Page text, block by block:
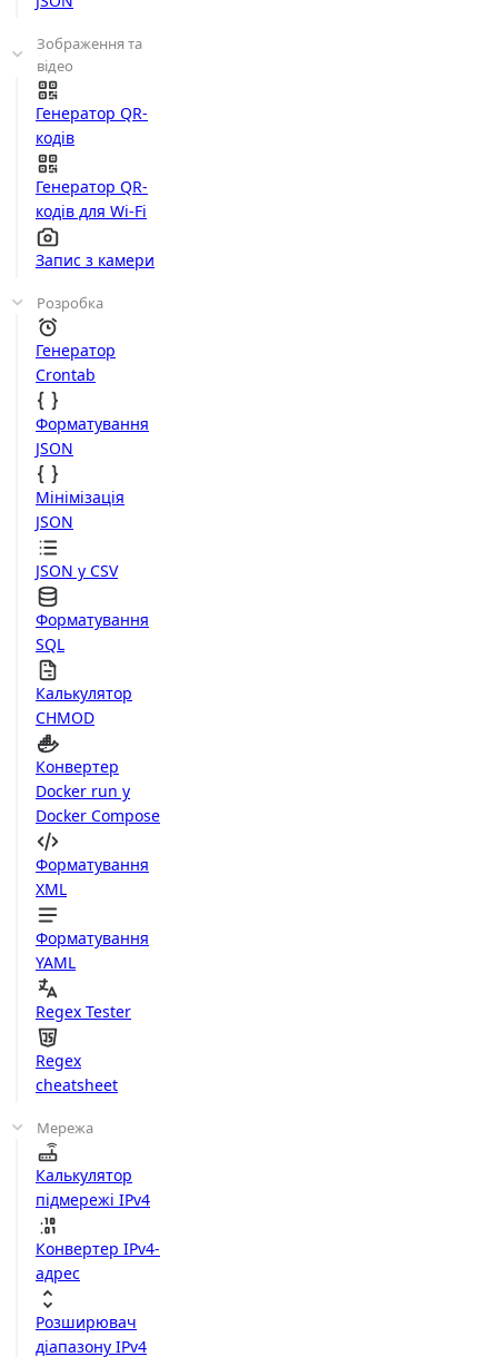
Зображення та
відео
Генератор QR-
кодів
Генератор QR-
кодів для Wi-Fi
Запис з камери
Розробка
Генератор
Crontab
Форматування
JSON
Мінімізація
JSON
JSON у CSV
Форматування
SQL
Калькулятор
CHMOD
Конвертер
Docker run у
Docker Compose
Форматування
XML
Форматування
YAML
Regex Tester
Regex
cheatsheet
Мережа
Калькулятор
підмережі IPv4
Конвертер IPv4-
адрес
Розширювач
діапазону IPv4